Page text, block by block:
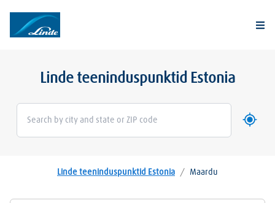
Linde teeninduspunktid Estonia
Kasuta
Linde teeninduspunktid Estonia / Maardu